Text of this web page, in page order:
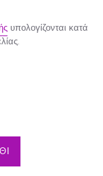
υπολογίζονται κατά